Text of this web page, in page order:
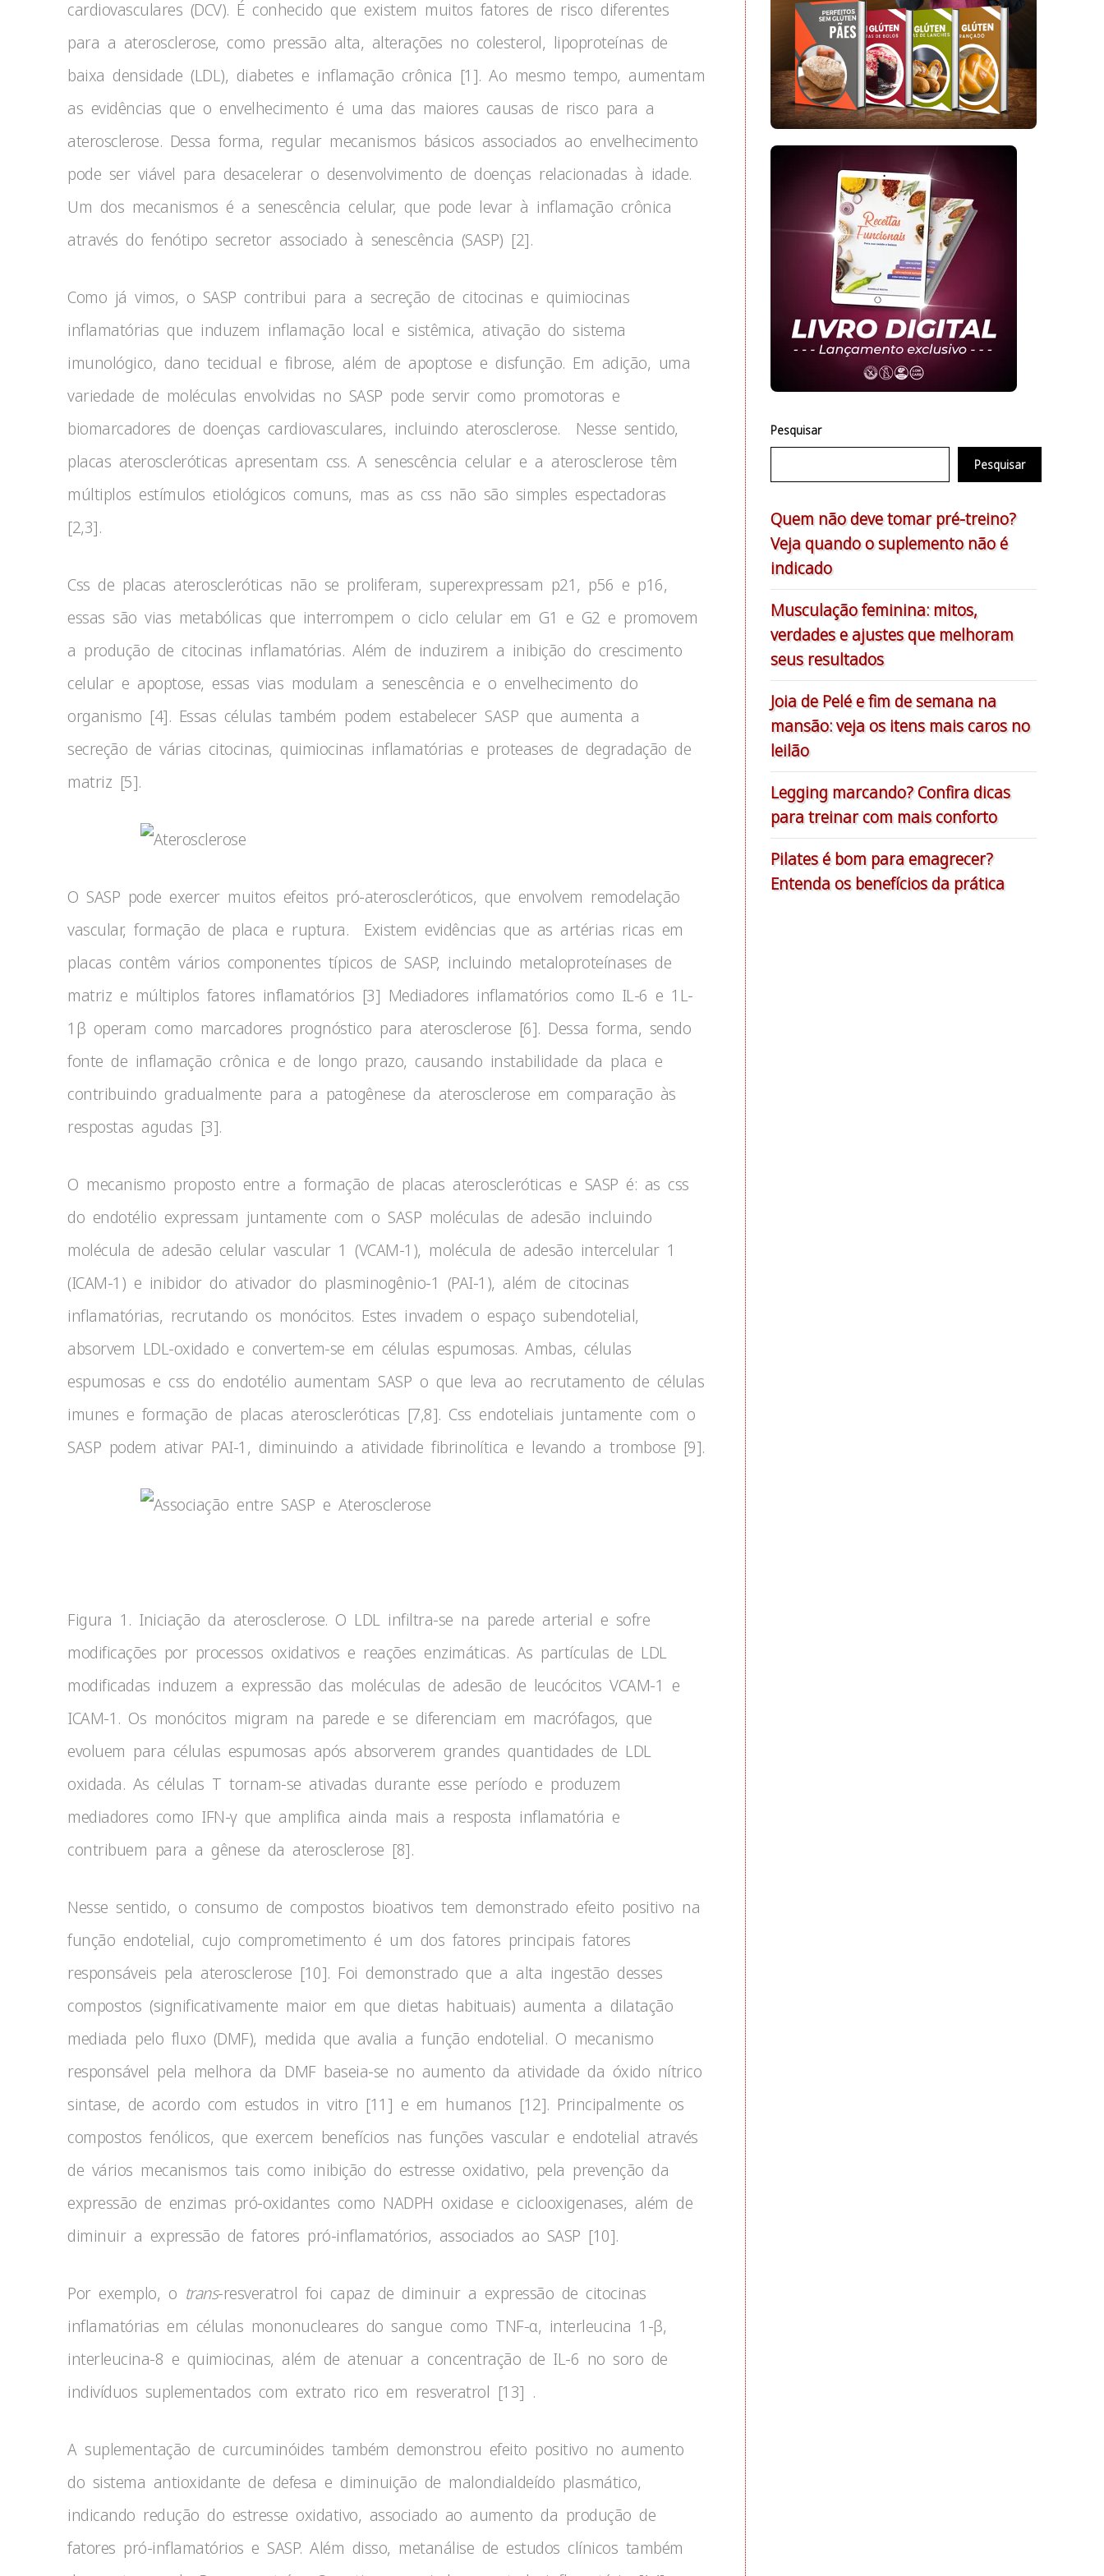
cardiovasculares (DCV). É conhecido que existem muitos fatores de risco diferentes
para a aterosclerose, como pressão alta, alterações no colesterol, lipoproteínas de
baixa densidade (LDL), diabetes e inflamação crônica [1]. Ao mesmo tempo, aumentam
as evidências que o envelhecimento é uma das maiores causas de risco para a
aterosclerose. Dessa forma, regular mecanismos básicos associados ao envelhecimento
pode ser viável para desacelerar o desenvolvimento de doenças relacionadas à idade.
Um dos mecanismos é a senescência celular, que pode levar à inflamação crônica
através do fenótipo secretor associado à senescência (SASP) [2].
Como já vimos, o SASP contribui para a secreção de citocinas e quimiocinas
inflamatórias que induzem inflamação local e sistêmica, ativação do sistema
imunológico, dano tecidual e fibrose, além de apoptose e disfunção. Em adição, uma
variedade de moléculas envolvidas no SASP pode servir como promotoras e
biomarcadores de doenças cardiovasculares, incluindo aterosclerose. Nesse sentido,
placas ateroscleróticas apresentam css. A senescência celular e a aterosclerose têm
múltiplos estímulos etiológicos comuns, mas as css não são simples espectadoras
[2,3].
Css de placas ateroscleróticas não se proliferam, superexpressam p21, p56 e p16,
essas são vias metabólicas que interrompem o ciclo celular em G1 e G2 e promovem
a produção de citocinas inflamatórias. Além de induzirem a inibição do crescimento
celular e apoptose, essas vias modulam a senescência e o envelhecimento do
organismo [4]. Essas células também podem estabelecer SASP que aumenta a
secreção de várias citocinas, quimiocinas inflamatórias e proteases de degradação de
matriz [5].
O SASP pode exercer muitos efeitos pró-ateroscleróticos, que envolvem remodelação
vascular, formação de placa e ruptura. Existem evidências que as artérias ricas em
placas contêm vários componentes típicos de SASP, incluindo metaloproteínases de
matriz e múltiplos fatores inflamatórios [3] Mediadores inflamatórios como IL-6 e 1L-
1β operam como marcadores prognóstico para aterosclerose [6]. Dessa forma, sendo
fonte de inflamação crônica e de longo prazo, causando instabilidade da placa e
contribuindo gradualmente para a patogênese da aterosclerose em comparação às
respostas agudas [3].
O mecanismo proposto entre a formação de placas ateroscleróticas e SASP é: as css
do endotélio expressam juntamente com o SASP moléculas de adesão incluindo
molécula de adesão celular vascular 1 (VCAM-1), molécula de adesão intercelular 1
(ICAM-1) e inibidor do ativador do plasminogênio-1 (PAI-1), além de citocinas
inflamatórias, recrutando os monócitos. Estes invadem o espaço subendotelial,
absorvem LDL-oxidado e convertem-se em células espumosas. Ambas, células
espumosas e css do endotélio aumentam SASP o que leva ao recrutamento de células
imunes e formação de placas ateroscleróticas [7,8]. Css endoteliais juntamente com o
SASP podem ativar PAI-1, diminuindo a atividade fibrinolítica e levando a trombose [9].
Figura 1. Iniciação da aterosclerose. O LDL infiltra-se na parede arterial e sofre
modificações por processos oxidativos e reações enzimáticas. As partículas de LDL
modificadas induzem a expressão das moléculas de adesão de leucócitos VCAM-1 e
ICAM-1. Os monócitos migram na parede e se diferenciam em macrófagos, que
evoluem para células espumosas após absorverem grandes quantidades de LDL
oxidada. As células T tornam-se ativadas durante esse período e produzem
mediadores como IFN-γ que amplifica ainda mais a resposta inflamatória e
contribuem para a gênese da aterosclerose [8].
Nesse sentido, o consumo de compostos bioativos tem demonstrado efeito positivo na
função endotelial, cujo comprometimento é um dos fatores principais fatores
responsáveis pela aterosclerose [10]. Foi demonstrado que a alta ingestão desses
compostos (significativamente maior em que dietas habituais) aumenta a dilatação
mediada pelo fluxo (DMF), medida que avalia a função endotelial. O mecanismo
responsável pela melhora da DMF baseia-se no aumento da atividade da óxido nítrico
sintase, de acordo com estudos in vitro [11] e em humanos [12]. Principalmente os
compostos fenólicos, que exercem benefícios nas funções vascular e endotelial através
de vários mecanismos tais como inibição do estresse oxidativo, pela prevenção da
expressão de enzimas pró-oxidantes como NADPH oxidase e ciclooxigenases, além de
diminuir a expressão de fatores pró-inflamatórios, associados ao SASP [10].
Por exemplo, o trans-resveratrol foi capaz de diminuir a expressão de citocinas
inflamatórias em células mononucleares do sangue como TNF-α, interleucina 1-β,
interleucina-8 e quimiocinas, além de atenuar a concentração de IL-6 no soro de
indivíduos suplementados com extrato rico em resveratrol [13] .
A suplementação de curcuminóides também demonstrou efeito positivo no aumento
do sistema antioxidante de defesa e diminuição de malondialdeído plasmático,
indicando redução do estresse oxidativo, associado ao aumento da produção de
fatores pró-inflamatórios e SASP. Além disso, metanálise de estudos clínicos também
Pesquisar
Pesquisar
Quem não deve tomar pré-treino?
Veja quando o suplemento não é
indicado
Musculação feminina: mitos,
verdades e ajustes que melhoram
seus resultados
Joia de Pelé e fim de semana na
mansão: veja os itens mais caros no
leilão
Legging marcando? Confira dicas
para treinar com mais conforto
Pilates é bom para emagrecer?
Entenda os benefícios da prática